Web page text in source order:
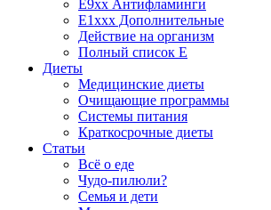
E9xx Антифламинги
E1xxx Дополнительные
Действие на организм
Полный список E
Диеты
Медицинские диеты
Очищающие программы
Системы питания
Краткосрочные диеты
Статьи
Всё о еде
Чудо-пилюли?
Семья и дети